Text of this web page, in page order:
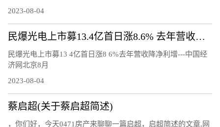
2023-08-04
民爆光电上市募13.4亿首日涨8.6% 去年营收降净利增
民爆光电上市募13 4亿首日涨8 6%去年营收降净利增---中国经
济网北京8月
2023-08-04
蔡启超(关于蔡启超简述)
，你们好，今天0471房产来聊聊一篇启超，启超简述的文章,网